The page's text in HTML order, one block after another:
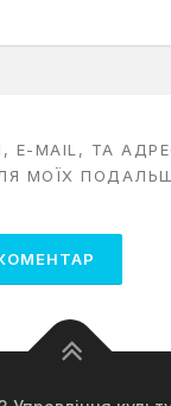
E-MAIL, ТА
МОЇХ